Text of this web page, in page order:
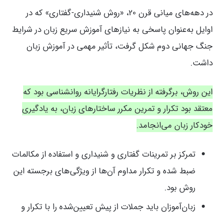
در دهه‌های میانی قرن 20، «روش شنیداری-گفتاری» که در
اوایل به‌عنوان پاسخی به نیازهای آموزش سریع زبان در شرایط
جنگ جهانی دوم شکل گرفت، تأثیر مهمی در آموزش زبان
داشت.
این روش، برگرفته از نظریات رفتارگرایانه روانشناسی بود که
معتقد بود تکرار و تمرین مکرر ساختارهای زبان، به یادگیری
خودکار زبان می‌انجامد.
تمرکز بر تمرینات گفتاری و شنیداری و استفاده از مکالمات
ضبط شده و تکرار مداوم آن‌ها از ویژگی‌های برجسته این
روش بود.
زبان‌آموزان باید جملات از پیش تعیین‌شده را با تکرار و